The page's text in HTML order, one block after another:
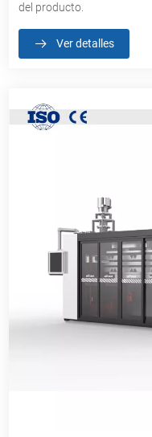
del producto.
Ver detalles